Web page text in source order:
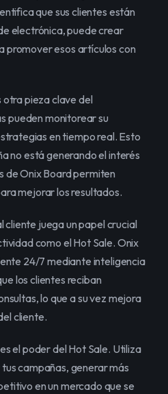
que sus clientes están
electrónica, puede crear
promover esos artículos con
pieza clave del
pueden monitorear su
en tiempo real. Esto
no está generando el interés
de Onix Board permiten
mejorar los resultados.
cliente juega un papel crucial
como el Hot Sale. Onix
24/7 mediante inteligencia
los clientes reciban
lo que a su vez mejora
cliente.
el poder del Hot Sale. Utiliza
campañas, generar más
en un mercado que se